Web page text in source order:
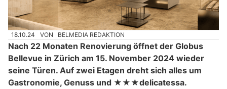
18.10.24 VON BELMEDIA REDAKTION
Nach 22 Monaten Renovierung öffnet der Globus
Bellevue in Zürich am 15. November 2024 wieder
seine Türen. Auf zwei Etagen dreht sich alles um
Gastronomie, Genuss und ★★★delicatessa.